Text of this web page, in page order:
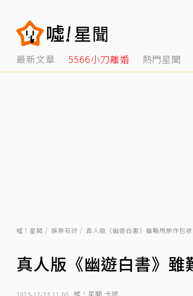
最新文章 5566小刀離婚 熱門星聞
噓！星聞 娛樂有評 真人版《幽遊白書》雖難甩原作包
真人版《幽遊白書》
2023-12-23 11:00 噓！星聞 卡爬